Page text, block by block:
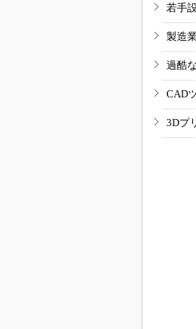
若手
製造
過酷
CAD
3Dプ